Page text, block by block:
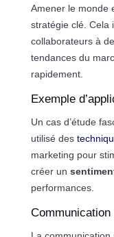
Amener le monde
stratégie clé. Cela
collaborateurs à
tendances du
rapidement.
Exemple
Un cas d’étude
utilisé des
marketing pour
créer un
performances.